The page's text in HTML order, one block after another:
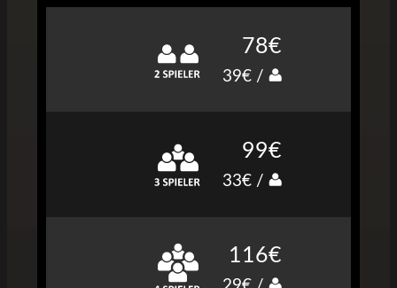
78€
39€ /
99€
33€ /
116€